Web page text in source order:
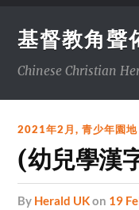
基督教角聲
Chinese Christian
2021年2月,青少年園地
(幼兒學漢
by Herald UKon 19